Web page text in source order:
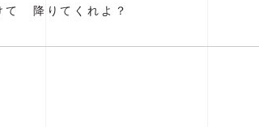
て 降りてくれよ？